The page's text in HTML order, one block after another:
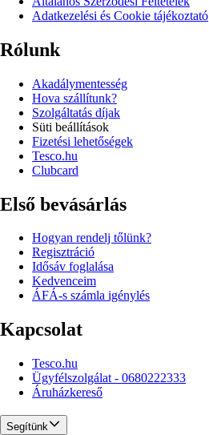
Adatkezelési és Cookie tájékoztató
Rólunk
Akadálymentesség
Hova szállítunk?
Szolgáltatás díjak
Süti beállítások
Fizetési lehetőségek
Tesco.hu
Clubcard
Első bevásárlás
Hogyan rendelj tőlünk?
Regisztráció
Idősáv foglalása
Kedvenceim
ÁFÁ-s számla igénylés
Kapcsolat
Tesco.hu
Ügyfélszolgálat - 0680222333
Áruházkereső
Segítünk